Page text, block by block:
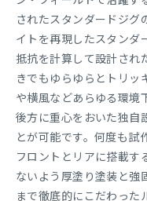
されたスタンダードジグ
イトを再現したスタンダ
抵抗を計算して設計され
きでもゆらゆらとトリッ
や横風などあらゆる環境
後方に重心をおいた独自
とが可能です。何度も試
フロントとリアに搭載す
ないよう厚塗り塗装と強
まで徹底的にこだわった